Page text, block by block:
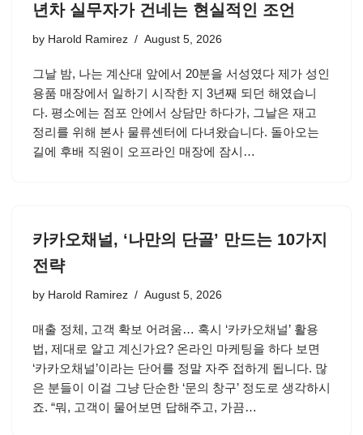
년차 실무자가 건네는 현실적인 조언
by Harold Ramirez August 5, 2026
그날 밤, 나는 계산대 앞에서 20분을 서성였다 제가 성인
용품 매장에서 일하기 시작한 지 3년째 되던 해였습니
다. 평소에는 점포 안에서 상담만 하다가, 그날은 재고
정리를 위해 본사 물류센터에 다녀왔습니다. 돌아오는
길에 후배 직원이 오프라인 매장에 잠시…
카카오채널, ‘나만의 단골’ 만드는 10가지
전략
by Harold Ramirez August 5, 2026
매출 정체, 고객 확보 어려움… 혹시 ‘카카오채널’ 활용
법, 제대로 알고 계신가요? 온라인 마케팅을 하다 보면
‘카카오채널’이라는 단어를 정말 자주 접하게 됩니다. 많
은 분들이 이걸 그냥 단순한 ‘문의 창구’ 정도로 생각하시
죠. “뭐, 고객이 물어보면 답해주고, 가끔…